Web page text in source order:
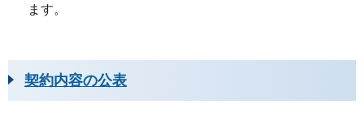
ます。
契約内容の公表